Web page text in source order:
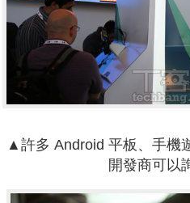
▲許多 Android 平板、手機
開發商可以